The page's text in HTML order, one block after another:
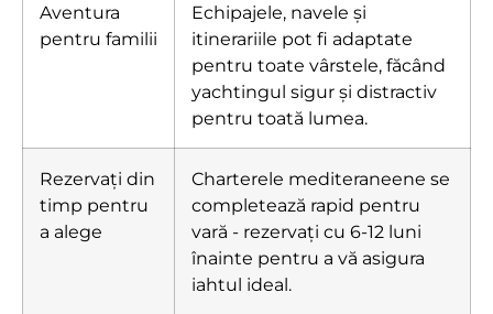
Aventura
pentru familii
Echipajele, navele și
itinerariile pot fi adaptate
pentru toate vârstele, făcând
yachtingul sigur și distractiv
pentru toată lumea.
Rezervați din
timp pentru
a alege
Charterele mediteraneene se
completează rapid pentru
vară - rezervați cu 6-12 luni
înainte pentru a vă asigura
iahtul ideal.